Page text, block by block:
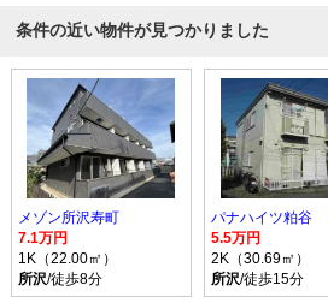
条件の近い物件が見つかりました
メゾン所沢寿町
7.1万円
1K（22.00㎡）
所沢/徒歩8分
パナハイツ粕谷
5.5万円
2K（30.69㎡）
所沢/徒歩15分